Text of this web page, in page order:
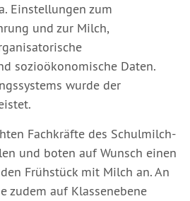
Einstellungen zum
und zur Milch,
sozioökonomische Daten.
wurde der
Fachkräfte des Schulmilch-
und boten auf Wunsch einen
Frühstück mit Milch an. An
zudem auf Klassenebene